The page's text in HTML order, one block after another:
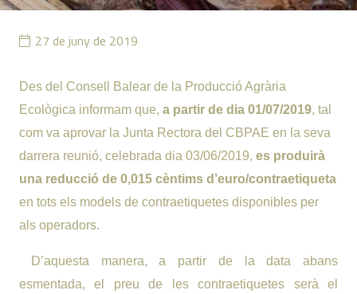
27 de juny de 2019
Des del Consell Balear de la Producció Agrària
Ecològica informam que, a partir de dia 01/07/2019, tal
com va aprovar la Junta Rectora del CBPAE en la seva
darrera reunió, celebrada dia 03/06/2019, es produirà
una reducció de 0,015 cèntims d’euro/contraetiqueta
en tots els models de contraetiquetes disponibles per
als operadors.
D’aquesta manera, a partir de la data abans
esmentada, el preu de les contraetiquetes serà el